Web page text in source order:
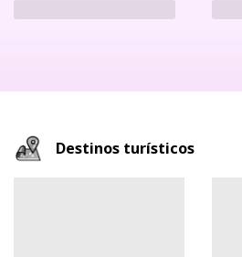
Destinos turísticos